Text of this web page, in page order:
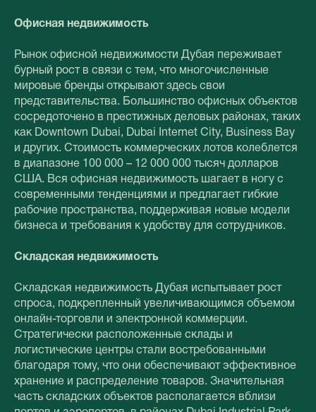
Офисная недвижимость
Рынок офисной недвижимости Дубая переживает
бурный рост в связи с тем, что многочисленные
мировые бренды открывают здесь свои
представительства. Большинство офисных объектов
сосредоточено в престижных деловых районах, таких
как Downtown Dubai, Dubai Internet City, Business Bay
и других. Стоимость коммерческих лотов колеблется
в диапазоне 100 000 – 12 000 000 тысяч долларов
США. Вся офисная недвижимость шагает в ногу с
современными тенденциями и предлагает гибкие
рабочие пространства, поддерживая новые модели
бизнеса и требования к удобству для сотрудников.
Складская недвижимость
Складская недвижимость Дубая испытывает рост
спроса, подкрепленный увеличивающимся объемом
онлайн-торговли и электронной коммерции.
Стратегически расположенные склады и
логистические центры стали востребованными
благодаря тому, что они обеспечивают эффективное
хранение и распределение товаров. Значительная
часть складских объектов располагается вблизи